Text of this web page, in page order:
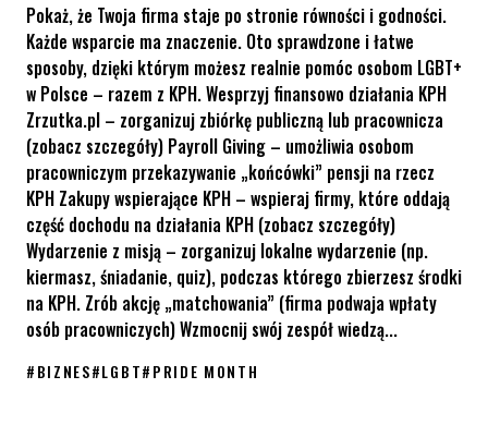
Pokaż, że Twoja firma staje po stronie równości i godności.
Każde wsparcie ma znaczenie. Oto sprawdzone i łatwe
sposoby, dzięki którym możesz realnie pomóc osobom LGBT+
w Polsce – razem z KPH. Wesprzyj finansowo działania KPH
Zrzutka.pl – zorganizuj zbiórkę publiczną lub pracownicza
(zobacz szczegóły) Payroll Giving – umożliwia osobom
pracowniczym przekazywanie „końcówki” pensji na rzecz
KPH Zakupy wspierające KPH – wspieraj firmy, które oddają
część dochodu na działania KPH (zobacz szczegóły)
Wydarzenie z misją – zorganizuj lokalne wydarzenie (np.
kiermasz, śniadanie, quiz), podczas którego zbierzesz środki
na KPH. Zrób akcję „matchowania” (firma podwaja wpłaty
osób pracowniczych) Wzmocnij swój zespół wiedzą...
#BIZNES#LGBT#PRIDE MONTH